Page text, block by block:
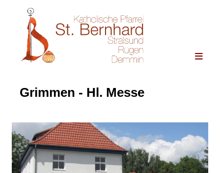
Grimmen - Hl. Messe